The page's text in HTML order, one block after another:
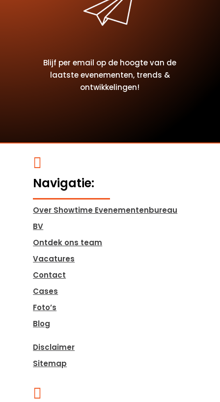
Blijf per email op de hoogte van de
laatste evenementen, trends &
ontwikkelingen!

Navigatie:
Over Showtime Evenementenbureau
BV
Ontdek ons team
Vacatures
Contact
Cases
Foto’s
Blog
Disclaimer
Sitemap
